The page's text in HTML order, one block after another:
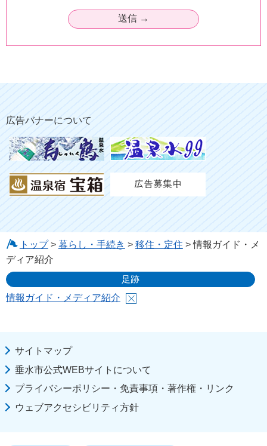
広告バナーについて
トップ> 暮らし・手続き > 移住・定住 > 情報ガイド・メ
ディア紹介
足跡
情報ガイド・メディア紹介
サイトマップ
垂水市公式WEBサイトについて
プライバシーポリシー・免責事項・著作権・リンク
ウェブアクセシビリティ方針